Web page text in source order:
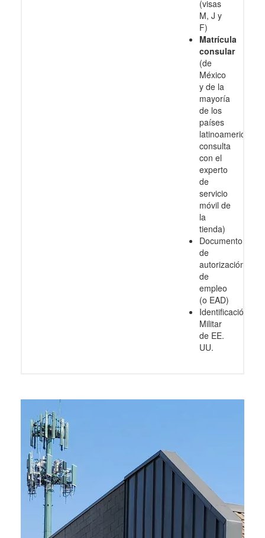
(visas
M, J y
F)
Matrícula
consular
(de
México
y de la
mayoría
de los
países
latinoamericanos,
consulta
con el
experto
de
servicio
móvil de
la
tienda)
Documento
de
autorización
de
empleo
(o EAD)
Identificación
Militar
de EE.
UU.